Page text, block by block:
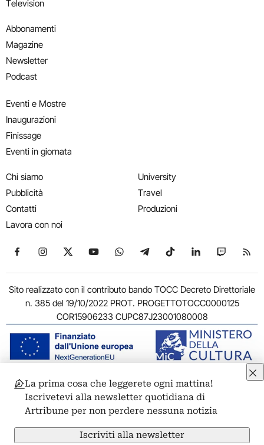
Television
Abbonamenti
Magazine
Newsletter
Podcast
Eventi e Mostre
Inaugurazioni
Finissage
Eventi in giornata
Chi siamo
Pubblicità
Contatti
Lavora con noi
University
Travel
Produzioni
Seguici su Facebook
Seguici su Instagram
Seguici su X
Seguici su YouTube
Seguici su WhatsApp
Seguici su Telegram
Seguici su TikTok
Seguici su
Seguici
Sito realizzato con il contributo bando TOCC Decreto Direttoriale
n. 385 del 19/10/2022 PROT. PROGETTOTOCC0000125
COR15906233 CUPC87J23001080008
© 2011-2026 ARTRIBUNE srl – Corso Vittorio Emanuele II, 287 –
00186 Roma - P.I. 11381581005
Privacy: Responsabile della protezione dei dati personali
ARTRIBUNE srl – Corso Vittorio Emanuele II, 287 – 00186 Roma
Termini e condizioniPrivacy PolicyCookie PolicyCredits
La prima cosa che leggerete ogni mattina!
Iscrivetevi alla newsletter quotidiana di
Artribune per non perdere nessuna notizia
Iscriviti alla newsletter